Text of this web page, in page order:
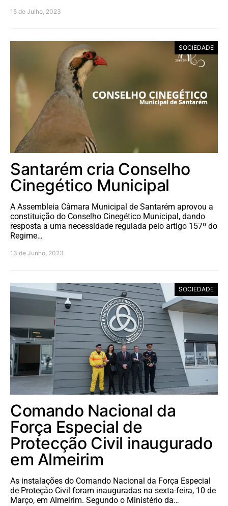
15 de Julho, 2023
SOCIEDADE
Santarém cria Conselho
Cinegético Municipal
A Assembleia Câmara Municipal de Santarém aprovou a
constituição do Conselho Cinegético Municipal, dando
resposta a uma necessidade regulada pelo artigo 157º do
Regime…
13 de Junho, 2023
SOCIEDADE
Comando Nacional da
Força Especial de
Protecção Civil inaugurado
em Almeirim
As instalações do Comando Nacional da Força Especial
de Proteção Civil foram inauguradas na sexta-feira, 10 de
Março, em Almeirim. Segundo o Ministério da…